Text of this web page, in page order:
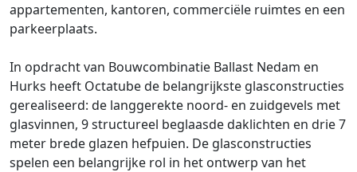
appartementen, kantoren, commerciële ruimtes en een
parkeerplaats.
In opdracht van Bouwcombinatie Ballast Nedam en
Hurks heeft Octatube de belangrijkste glasconstructies
gerealiseerd: de langgerekte noord- en zuidgevels met
glasvinnen, 9 structureel beglaasde daklichten en drie 7
meter brede glazen hefpuien. De glasconstructies
spelen een belangrijke rol in het ontwerp van het